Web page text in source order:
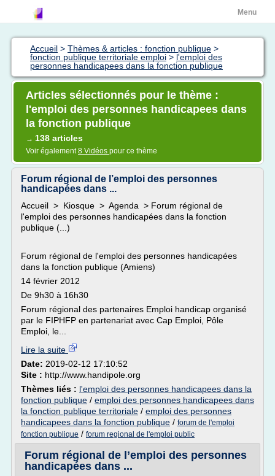
Menu
Accueil > Thèmes & articles : fonction publique >
fonction publique territoriale emploi > l'emploi des
personnes handicapees dans la fonction publique
Articles sélectionnés pour le thème :
l'emploi des personnes handicapees dans
la fonction publique
→ 138 articles
Voir également8 Vidéos pour ce thème
Forum régional de l’emploi des personnes
handicapées dans ...
Accueil > Kiosque > Agenda > Forum régional de
l'emploi des personnes handicapées dans la fonction
publique (...)
Forum régional de l'emploi des personnes handicapées
dans la fonction publique (Amiens)
14 février 2012
De 9h30 à 16h30
Forum régional des partenaires Emploi handicap organisé
par le FIPHFP en partenariat avec Cap Emploi, Pôle
Emploi, le...
Lire la suite
Date: 2019-02-12 17:10:52
Site : http://www.handipole.org
Thèmes liés : l'emploi des personnes handicapees dans la
fonction publique / emploi des personnes handicapees dans
la fonction publique territoriale / emploi des personnes
handicapees dans la fonction publique / forum de l'emploi
fonction publique / forum regional de l'emploi public
Forum régional de l’emploi des personnes
handicapées dans ...